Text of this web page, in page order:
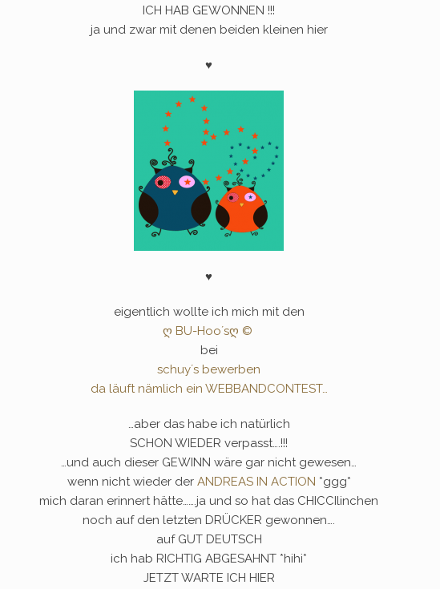
ICH HAB GEWONNEN !!!
ja und zwar mit denen beiden kleinen hier
♥
♥
eigentlich wollte ich mich mit den
ღ BU-Hoo´sღ ©
bei
schuy´s bewerben
da läuft nämlich ein WEBBANDCONTEST…
…aber das habe ich natürlich
SCHON WIEDER verpasst….!!!
…und auch dieser GEWINN wäre gar nicht gewesen…
wenn nicht wieder der ANDREAS IN ACTION *ggg*
mich daran erinnert hätte…….ja und so hat das CHICCIlinchen
noch auf den letzten DRÜCKER gewonnen….
auf GUT DEUTSCH
ich hab RICHTIG ABGESAHNT *hihi*
JETZT WARTE ICH HIER